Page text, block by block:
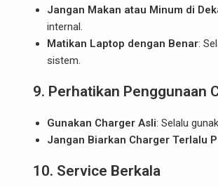
Jangan Makan atau Minum di
internal.
Matikan Laptop dengan Benar:
sistem.
9. Perhatikan Penggunaan
Gunakan Charger Asli: Selalu
Jangan Biarkan Charger Terlalu
10. Service Berkala